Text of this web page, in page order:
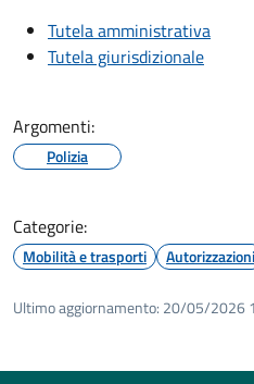
Tutela amministrativa
Tutela giurisdizionale
Argomenti:
Polizia
Categorie:
Mobilità e trasporti Autorizzazioni
Ultimo aggiornamento: 20/05/2026